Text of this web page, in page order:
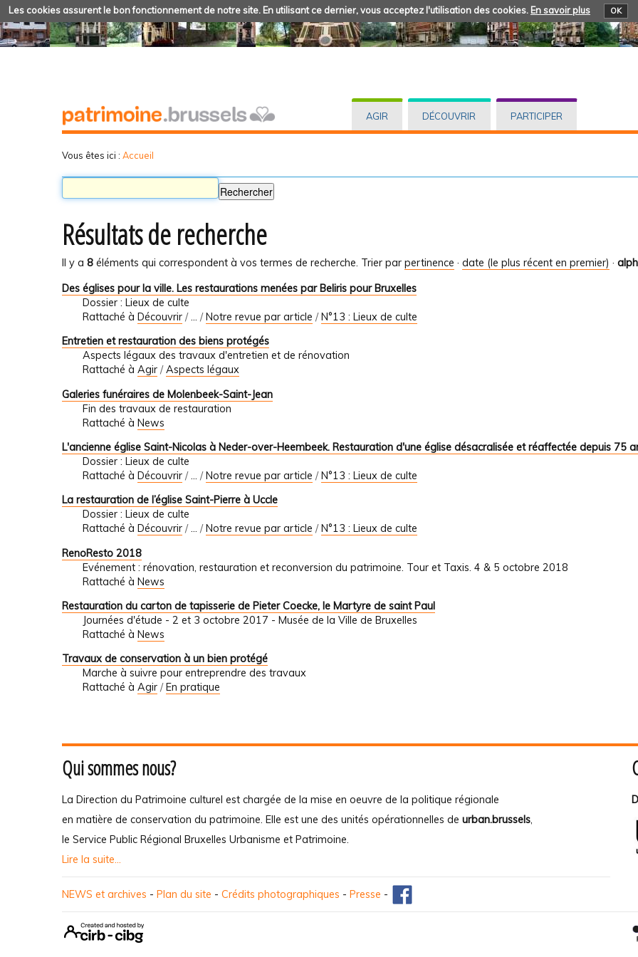
Les cookies assurent le bon fonctionnement de notre site. En utilisant ce dernier, vous acceptez l'utilisation des cookies. En savoir plus OK
AGIR DÉCOUVRIR PARTICIPER
Vous êtes ici : Accueil
Résultats de recherche
Il y a 8 éléments qui correspondent à vos termes de recherche. Trier par pertinence · date (le plus récent en premier) ·
Des églises pour la ville. Les restaurations menées par Beliris pour Bruxelles
Dossier : Lieux de culte
Rattaché à Découvrir /… /Notre revue par article /N°13 : Lieux de culte
Entretien et restauration des biens protégés
Aspects légaux des travaux d'entretien et de rénovation
Rattaché à Agir /Aspects légaux
Galeries funéraires de Molenbeek-Saint-Jean
Fin des travaux de restauration
Rattaché à News
L'ancienne église Saint-Nicolas à Neder-over-Heembeek. Restauration d'une église désacralisée et réaffectée depuis 75
Dossier : Lieux de culte
Rattaché à Découvrir /… /Notre revue par article /N°13 : Lieux de culte
La restauration de l’église Saint-Pierre à Uccle
Dossier : Lieux de culte
Rattaché à Découvrir /… /Notre revue par article /N°13 : Lieux de culte
RenoResto 2018
Evénement : rénovation, restauration et reconversion du patrimoine. Tour et Taxis. 4 & 5 octobre 2018
Rattaché à News
Restauration du carton de tapisserie de Pieter Coecke, le Martyre de saint Paul
Journées d'étude - 2 et 3 octobre 2017 - Musée de la Ville de Bruxelles
Rattaché à News
Travaux de conservation à un bien protégé
Marche à suivre pour entreprendre des travaux
Rattaché à Agir / En pratique
Qui sommes nous?
La Direction du Patrimoine culturel est chargée de la mise en oeuvre de la politique régionale
en matière de conservation du patrimoine. Elle est une des unités opérationnelles de urban.brussels
le Service Public Régional Bruxelles Urbanisme et Patrimoine
Lire la suite...
NEWS et archives - Plan du site - Crédits photographiques - Presse -